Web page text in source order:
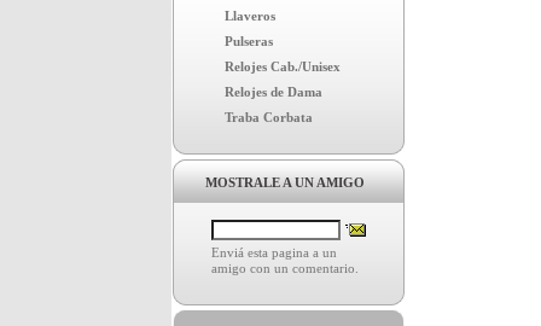
Llaveros
Pulseras
Relojes Cab./Unisex
Relojes de Dama
Traba Corbata
MOSTRALE A UN AMIGO
Enviá esta pagina a un
amigo con un comentario.